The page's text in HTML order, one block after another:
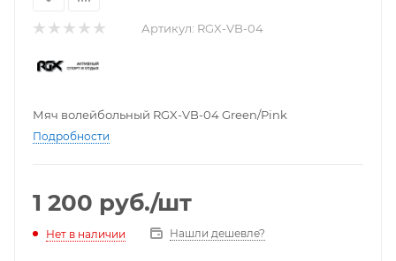
Артикул: RGX-VB-04
Мяч волейбольный RGX-VB-04 Green/Pink
Подробности
1 200 руб./шт
Нет в наличии Нашли дешевле?